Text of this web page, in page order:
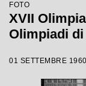
FOTO
XVII
Olimpiadi
01 SETTEMBRE 1960